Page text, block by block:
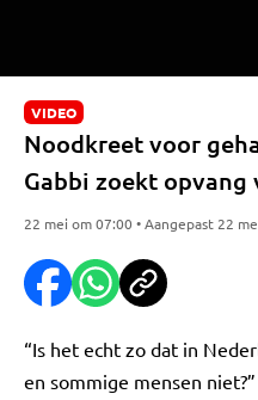
VIDEO
Noodkreet voor
Gabbi zoekt opvang
22 mei om 07:00 • Aangepast 22
“Is het echt zo dat in
en sommige mensen